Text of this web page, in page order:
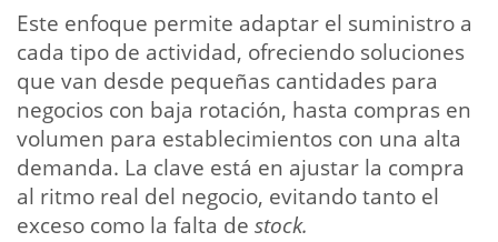
Este enfoque permite adaptar el suministro a
cada tipo de actividad, ofreciendo soluciones
que van desde pequeñas cantidades para
negocios con baja rotación, hasta compras en
volumen para establecimientos con una alta
demanda. La clave está en ajustar la compra
al ritmo real del negocio, evitando tanto el
exceso como la falta de stock.